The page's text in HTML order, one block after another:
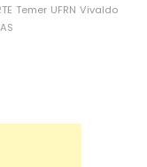
Temer UFRN Vivaldo